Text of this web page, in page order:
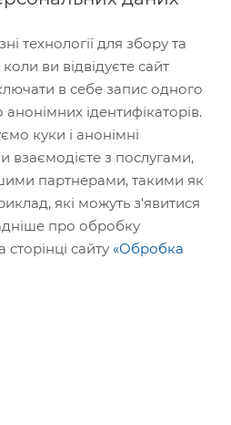
технології для збору та
ви відвідуєте сайт
в себе запис одного
ідентифікаторів.
куки і анонімні
взаємодієте з послугами,
партнерами, такими як
які можуть з'явитися
про обробку
сайту «Обробка